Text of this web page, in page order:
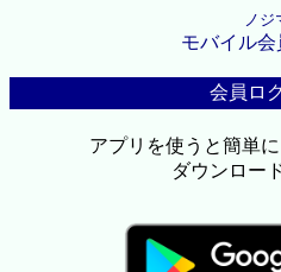
ノジ
モバイル会
会員ロ
アプリを使うと簡単
ダウンロー